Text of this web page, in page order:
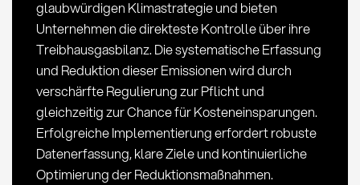
glaubwürdigen Klimastrategie und bieten
Unternehmen die direkteste Kontrolle über ihre
Treibhausgasbilanz. Die systematische Erfassung
und Reduktion dieser Emissionen wird durch
verschärfte Regulierung zur Pflicht und
gleichzeitig zur Chance für Kosteneinsparungen.
Erfolgreiche Implementierung erfordert robuste
Datenerfassung, klare Ziele und kontinuierliche
Optimierung der Reduktionsmaßnahmen.